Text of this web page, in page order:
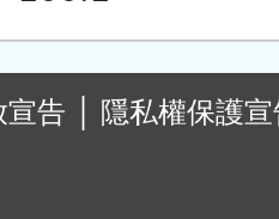
宣告
隱私權保護